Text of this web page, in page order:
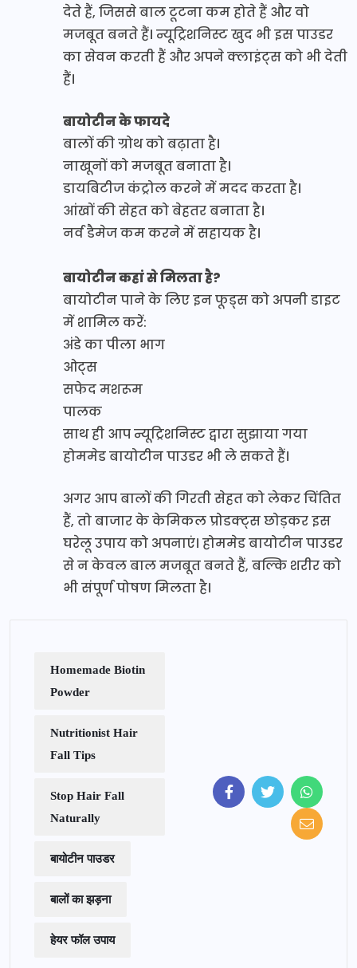
देते हैं, जिससे बाल टूटना कम होते हैं और वो
मजबूत बनते हैं। न्यूट्रिशनिस्ट खुद भी इस पाउडर
का सेवन करती हैं और अपने क्लाइंट्स को भी देती
हैं।
बायोटीन के फायदे
बालों की ग्रोथ को बढ़ाता है।
नाखूनों को मजबूत बनाता है।
डायबिटीज कंट्रोल करने में मदद करता है।
आंखों की सेहत को बेहतर बनाता है।
नर्व डैमेज कम करने में सहायक है।
बायोटीन कहां से मिलता है?
बायोटीन पाने के लिए इन फूड्स को अपनी डाइट
में शामिल करें:
अंडे का पीला भाग
ओट्स
सफेद मशरूम
पालक
साथ ही आप न्यूट्रिशनिस्ट द्वारा सुझाया गया
होममेड बायोटीन पाउडर भी ले सकते हैं।
अगर आप बालों की गिरती सेहत को लेकर चिंतित
हैं, तो बाजार के केमिकल प्रोडक्ट्स छोड़कर इस
घरेलू उपाय को अपनाएं। होममेड बायोटीन पाउडर
से न केवल बाल मजबूत बनते हैं, बल्कि शरीर को
भी संपूर्ण पोषण मिलता है।
Homemade Biotin
Powder
Nutritionist Hair
Fall Tips
Stop Hair Fall
Naturally
बायोटीन पाउडर
बालों का झड़ना
हेयर फॉल उपाय